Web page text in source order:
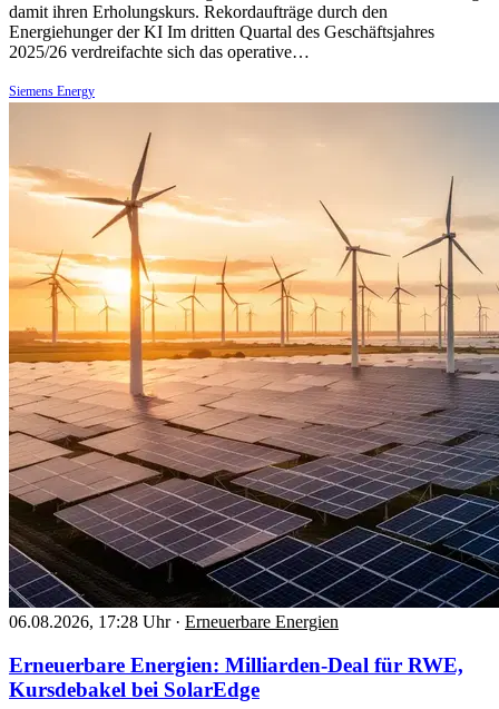
damit ihren Erholungskurs. Rekordaufträge durch den
Energiehunger der KI Im dritten Quartal des Geschäftsjahres
2025/26 verdreifachte sich das operative…
Siemens Energy
06.08.2026, 17:28 Uhr · Erneuerbare Energien
Erneuerbare Energien: Milliarden-Deal für RWE,
Kursdebakel bei SolarEdge